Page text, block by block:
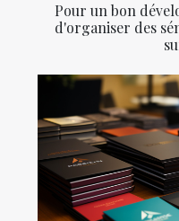
Pour un bon
d'organiser des